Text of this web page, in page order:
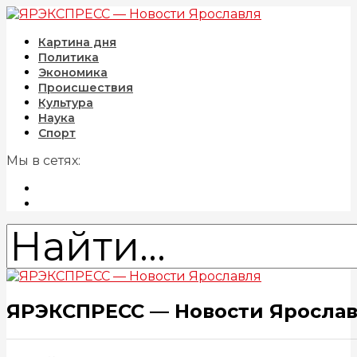
Картина дня
Политика
Экономика
Происшествия
Культура
Наука
Спорт
Мы в сетях:
ЯРЭКСПРЕСС — Новости